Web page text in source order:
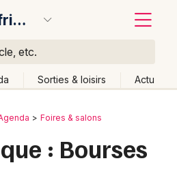
Saint-Affrique
etc.
Sorties & loisirs Actu
Foires & salons
: Bourses
Près de moi Changer de lieu